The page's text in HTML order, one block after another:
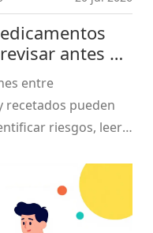
antes de
entre
recetados pueden
riesgos, leer
prácticos.